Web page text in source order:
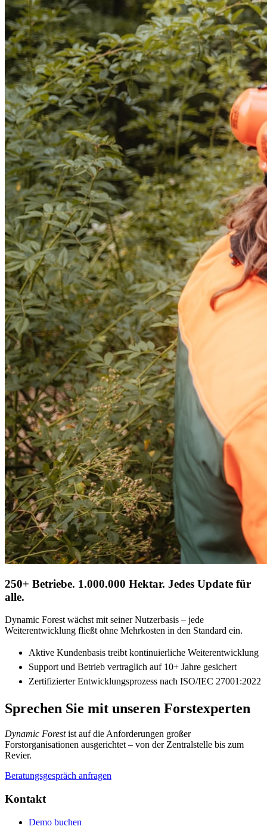
250+ Betriebe. 1.000.000 Hektar. Jedes Update für
alle.
Dynamic Forest wächst mit seiner Nutzerbasis – jede
Weiterentwicklung fließt ohne Mehrkosten in den Standard ein.
Aktive Kundenbasis treibt kontinuierliche Weiterentwicklung
Support und Betrieb vertraglich auf 10+ Jahre gesichert
Zertifizierter Entwicklungsprozess nach ISO/IEC 27001:2022
Sprechen Sie mit unseren Forstexperten
Dynamic Forestist auf die Anforderungen großer
Forstorganisationen ausgerichtet – von der Zentralstelle bis zum
Revier.
Beratungsgespräch anfragen
Kontakt
Demo buchen